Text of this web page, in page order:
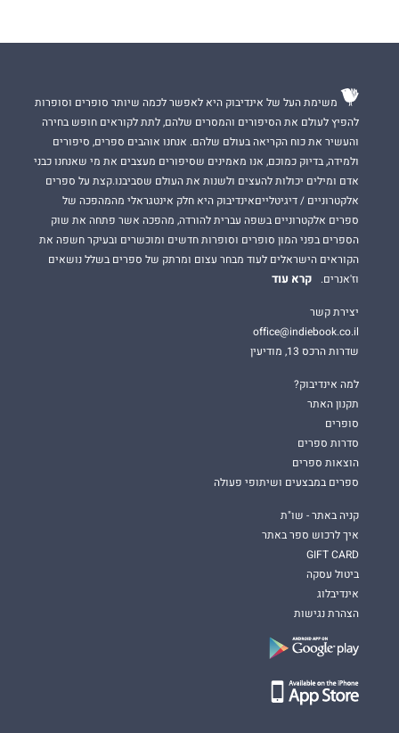
משימת העל של אינדיבוק היא לאפשר לכמה שיותר סופרים וסופרות
להפיץ לעולם את הסיפורים והמסרים שלהם, לתת לקוראים חופש בחירה
והעשיר את כוח הקריאה בעולם שלהם. אנחנו אוהבים ספרים, סיפורים
ולמידה, בדיוק כמוכם, אנו מאמינים שסיפורים מעצבים את מי שאנחנו כבני
אדם ומילים יכולות להעצים ולשנות את העולם שסביבנו.קצת על ספרים
אלקטרוניים / דיגיטלייםאינדיבוק היא חלק אינטגראלי מהמהפכה של
ספרים אלקטרוניים בשפה עברית להורדה, מהפכה אשר פתחה את שוק
הספרים בפני המון סופרים וסופרות חדשים ומוכשרים ובעיקר חשפה את
הקוראים הישראלים לעוד מבחר עצום ומרתק של ספרים בשלל נושאים
וז'אנרים.
קרא עוד
יצירת קשר
office@indiebook.co.il
שדרות הרכס 13, מודיעין
למה אינדיבוק?
תקנון האתר
סופרים
סדרות ספרים
הוצאות ספרים
ספרים במבצעים ושיתופי פעולה
קניה באתר - שו"ת
איך לרכוש ספר באתר
GIFT CARD
ביטול עסקה
אינדיבלוג
הצהרת נגישות